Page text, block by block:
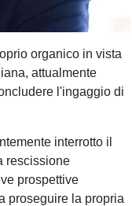
organico in vista
attualmente
l'ingaggio di
interrotto il
rescissione
prospettive
proseguire la propria